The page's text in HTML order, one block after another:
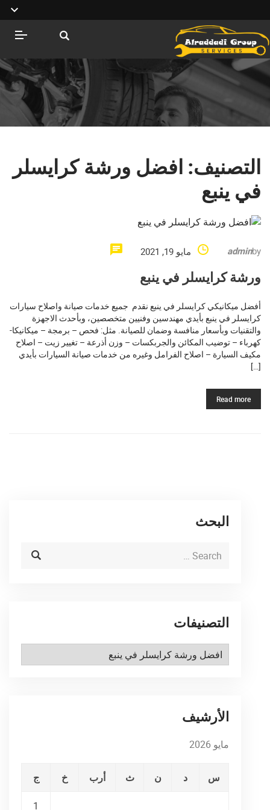
التصنيف: افضل ورشة كرايسلر
في ينبع
by
admin مايو 19, 2021
ورشة كرايسلر في ينبع
أفضل ميكانيكي كرايسلر في ينبع نقدم جميع خدمات صيانة واصلاح سيارات
كرايسلر في ينبع بأيدي مهندسين وفنيين متخصصين، وبأحدث الاجهزة
والتقنيات وبأسعار منافسة وضمان للصيانة. مثل: فحص – برمجة – ميكانيكا-
كهرباء – توضيب المكائن والجربكسات – وزن أذرعة – تغيير زيت – اصلاح
مكيف السيارة – اصلاح الفرامل وغيره من خدمات صيانة السيارات بأيدي
[…]
Read more
البحث
التصنيفات
التصنيفات
الأرشيف
مايو 2026
س د ن ث أرب خ ج
1